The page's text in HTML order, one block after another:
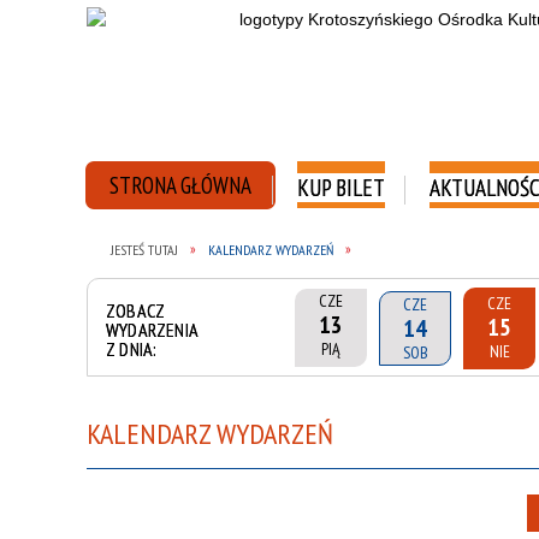
STRONA GŁÓWNA KUP BILET
JESTEŚ TUTAJ KALENDARZ WYDARZEŃ
ZOBACZ
WYDARZENIA
Z DNIA:
CZE
13
PIĄ
CZE
14
SOB
CZE
15
NIE
KALENDARZ WYDARZEŃ